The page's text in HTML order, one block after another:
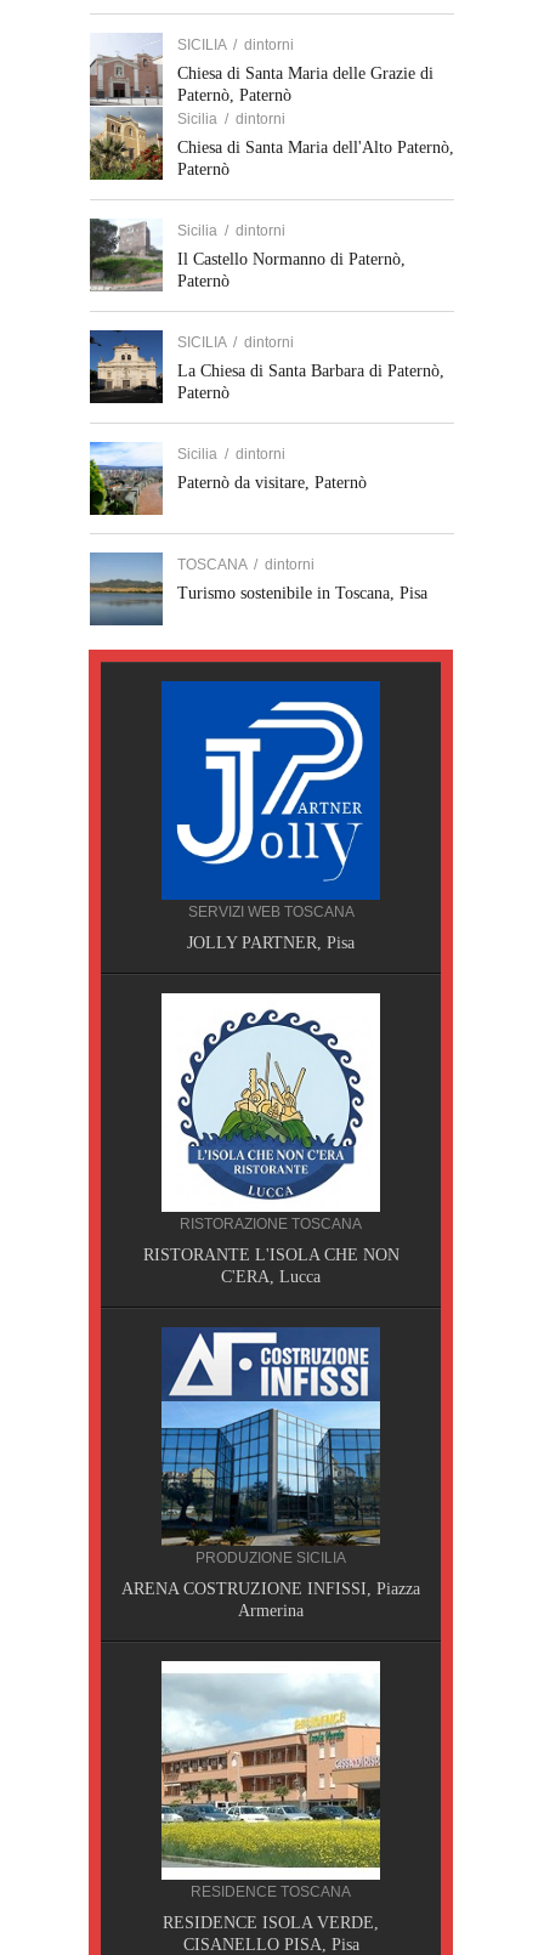
SICILIA / dintorni
Chiesa di Santa Maria delle Grazie di
Paternò, Paternò
Sicilia / dintorni
Chiesa di Santa Maria dell'Alto Paternò,
Paternò
Sicilia / dintorni
Il Castello Normanno di Paternò,
Paternò
SICILIA / dintorni
La Chiesa di Santa Barbara di Paternò,
Paternò
Sicilia / dintorni
Paternò da visitare, Paternò
TOSCANA / dintorni
Turismo sostenibile in Toscana, Pisa
SERVIZI WEB TOSCANA
JOLLY PARTNER, Pisa
RISTORAZIONE TOSCANA
RISTORANTE L'ISOLA CHE NON
C'ERA, Lucca
PRODUZIONE SICILIA
ARENA COSTRUZIONE INFISSI, Piazza
Armerina
RESIDENCE TOSCANA
RESIDENCE ISOLA VERDE,
CISANELLO PISA, Pisa